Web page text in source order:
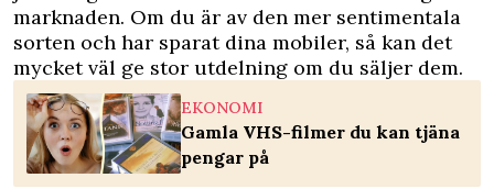
marknaden. Om du är av den mer sentimentala
sorten och har sparat dina mobiler, så kan det
mycket väl ge stor utdelning om du säljer dem.
EKONOMI
Gamla VHS-filmer du kan tjäna
pengar på